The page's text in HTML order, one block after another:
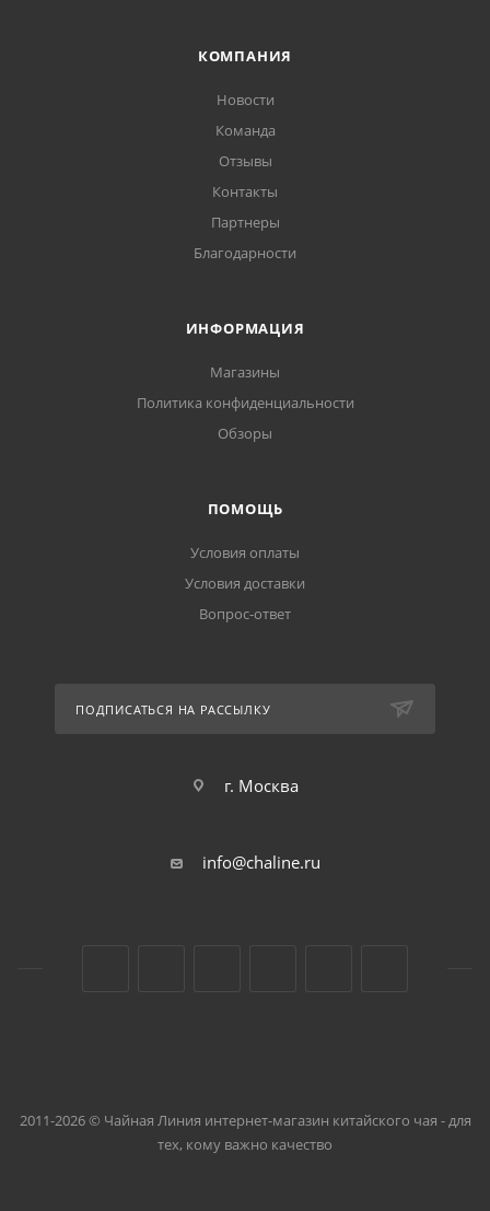
КОМПАНИЯ
Новости
Команда
Отзывы
Контакты
Партнеры
Благодарности
ИНФОРМАЦИЯ
Магазины
Политика конфиденциальности
Обзоры
ПОМОЩЬ
Условия оплаты
Условия доставки
Вопрос-ответ
ПОДПИСАТЬСЯ НА РАССЫЛКУ
г. Москва
info@chaline.ru
2011-2026 © Чайная Линия интернет-магазин китайского чая - для
тех, кому важно качество